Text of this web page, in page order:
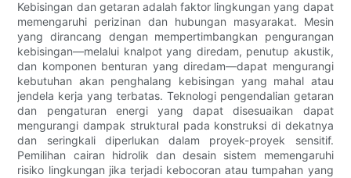
Kebisingan dan getaran adalah faktor lingkungan yang dapat
memengaruhi perizinan dan hubungan masyarakat. Mesin
yang dirancang dengan mempertimbangkan pengurangan
kebisingan—melalui knalpot yang diredam, penutup akustik,
dan komponen benturan yang diredam—dapat mengurangi
kebutuhan akan penghalang kebisingan yang mahal atau
jendela kerja yang terbatas. Teknologi pengendalian getaran
dan pengaturan energi yang dapat disesuaikan dapat
mengurangi dampak struktural pada konstruksi di dekatnya
dan seringkali diperlukan dalam proyek-proyek sensitif.
Pemilihan cairan hidrolik dan desain sistem memengaruhi
risiko lingkungan jika terjadi kebocoran atau tumpahan yang